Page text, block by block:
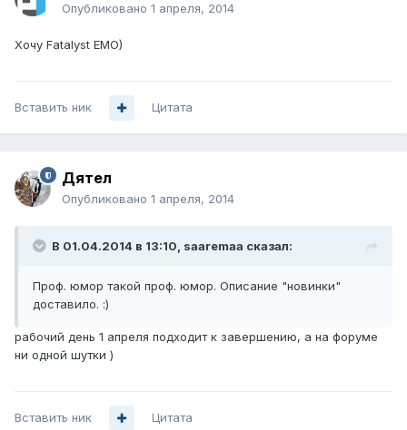
Опубликовано 1 апреля, 2014
Хочу Fatalyst EMO)
Вставить ник Цитата
Дятел
Опубликовано 1 апреля, 2014
В 01.04.2014 в 13:10, saaremaa сказал:
Проф. юмор такой проф. юмор. Описание "новинки"
доставило. :)
рабочий день 1 апреля подходит к завершению, а на форуме
ни одной шутки )
Вставить ник Цитата